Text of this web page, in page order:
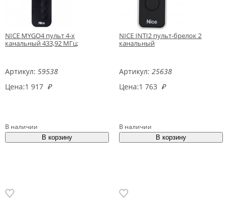
NICE MYGO4 пульт 4-х
канальный 433,92 МГц;
Артикул: 59538
Цена:1 917 ₽
В наличии
NICE INTI2 пульт-брелок 2
канальный
Артикул: 25638
Цена:1 763 ₽
В наличии